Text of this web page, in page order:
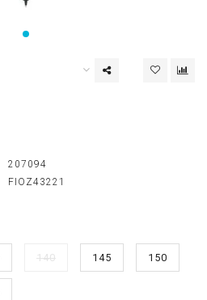
207094
FIOZ43221
140 145 150